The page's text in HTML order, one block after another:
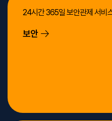
24시간 365일 보안관제 서비
보안